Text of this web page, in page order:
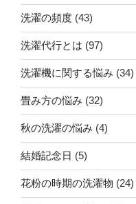
洗濯の頻度 (43)
洗濯代行とは (97)
洗濯機に関する悩み (34)
畳み方の悩み (32)
秋の洗濯の悩み (4)
結婚記念日 (5)
花粉の時期の洗濯物 (24)